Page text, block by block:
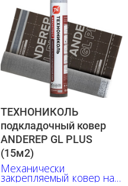
ТЕХНОНИКОЛЬ
подкладочный ковер
ANDEREP GL PLUS
(15м2)
Механически
закрепляемый ковер на